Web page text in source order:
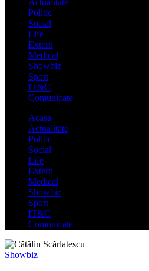
Actualitate
Politic
Social
Life
Extern
Medical
Showbiz
Sport
IT&C
Comunicate
Acasa
Actualitate
Politic
Social
Life
Extern
Medical
Showbiz
Sport
IT&C
Comunicate
Showbiz